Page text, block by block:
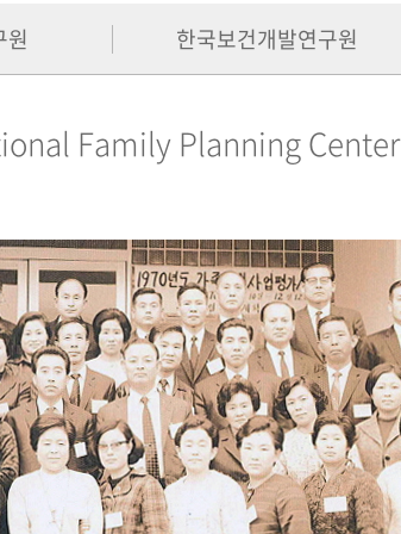
한국보건개발연구원
Family Planning Center